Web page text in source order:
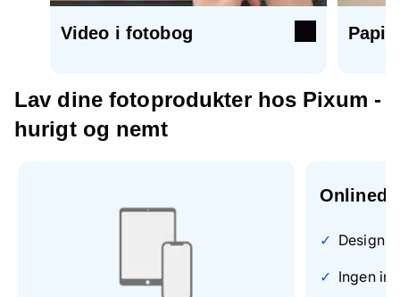
Video i fotobog
Lav dine fotoprodukter hos Pixum -
hurigt og nemt
Design
Ingen